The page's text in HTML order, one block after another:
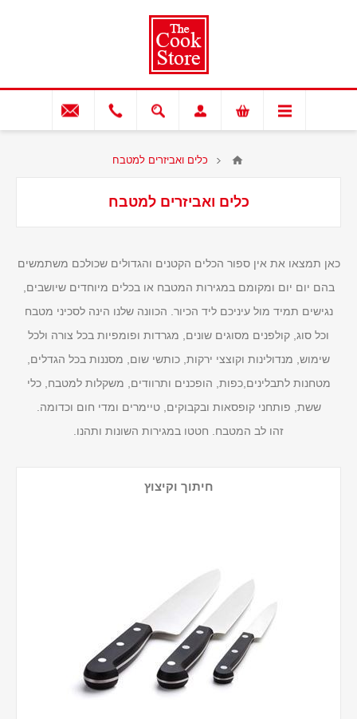
כלים ואביזרים למטבח
כלים ואביזרים למטבח
כאן תמצאו את אין ספור הכלים הקטנים והגדולים שכולכם משתמשים
בהם יום יום ומקומם במגירות המטבח או בכלים מיוחדים שיושבים,
נגישים תמיד מול עיניכם ליד הכיור. הכוונה שלנו הינה לסכיני מטבח
וכל סוג, קולפנים מסוגים שונים, מגרדות ופומפיות בכל צורה ולכל
שימוש, מנדולינות וקוצצי ירקות, כותשי שום, מסננות בכל הגדלים,
מטחנות לתבלינים,כפות, הופכנים ותרוודים, משקלות למטבח, כלי
ששת, פותחני קופסאות ובקבוקים, טיימרים ומדי חום וכדומה.
זהו לב המטבח. חטטו במגירות השונות ותהנו.
חיתוך וקיצוץ